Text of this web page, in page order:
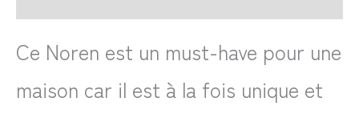
Ce Noren est un must-have pour une
maison car il est à la fois unique et